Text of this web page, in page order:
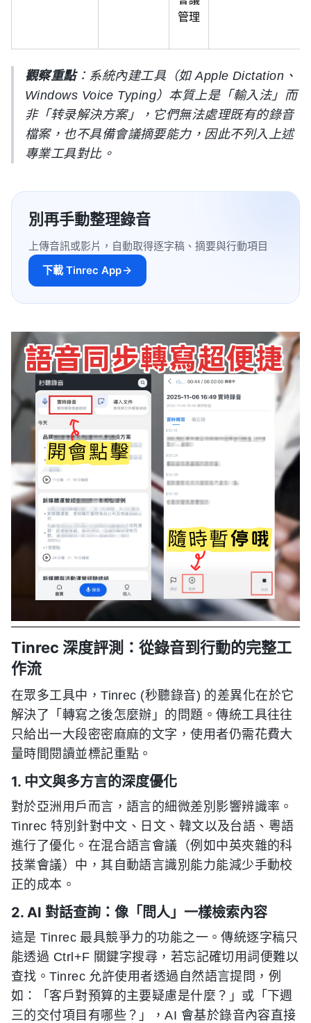
管理
觀察重點：系統內建工具（如 Apple Dictation、
Windows Voice Typing）本質上是「輸入法」而
非「转录解決方案」，它們無法處理既有的錄音
檔案，也不具備會議摘要能力，因此不列入上述
專業工具對比。
別再手動整理錄音
上傳音訊或影片，自動取得逐字稿、摘要與行動項目
下載 Tinrec App
Tinrec 深度評測：從錄音到行動的完整工
作流
在眾多工具中，Tinrec (秒聽錄音) 的差異化在於它
解決了「轉寫之後怎麼辦」的問題。傳統工具往往
只給出一大段密密麻麻的文字，使用者仍需花費大
量時間閱讀並標記重點。
1. 中文與多方言的深度優化
對於亞洲用戶而言，語言的細微差別影響辨識率。
Tinrec 特別針對中文、日文、韓文以及台語、粵語
進行了優化。在混合語言會議（例如中英夾雜的科
技業會議）中，其自動語言識別能力能減少手動校
正的成本。
2. AI 對話查詢：像「問人」一樣檢索內容
這是 Tinrec 最具競爭力的功能之一。傳統逐字稿只
能透過 Ctrl+F 關鍵字搜尋，若忘記確切用詞便難以
查找。Tinrec 允許使用者透過自然語言提問，例
如：「客戶對預算的主要疑慮是什麼？」或「下週
三的交付項目有哪些？」，AI 會基於錄音內容直接